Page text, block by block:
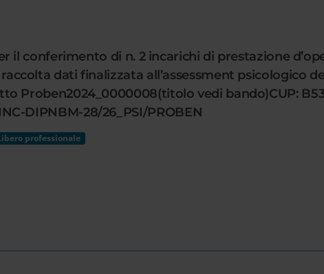
il conferimento di n. 2 incarichi di prestazione
dati finalizzata all’assessment psicologico
Proben2024_0000008(titolo vedi bando)CUP:
DIPNBM-28/26_PSI/PROBEN
professionale